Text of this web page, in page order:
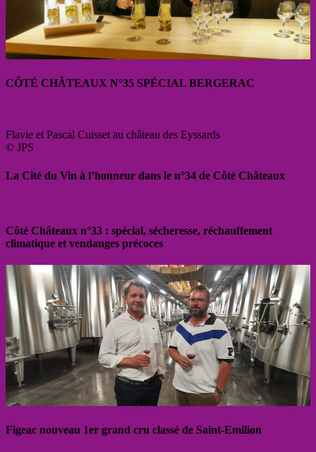
CÔTÉ CHÂTEAUX N°35 SPÉCIAL BERGERAC
Flavie et Pascal Cuisset au château des Eyssards
© JPS
La Cité du Vin à l’honneur dans le n°34 de Côté Châteaux
Côté Châteaux n°33 : spécial, sécheresse, réchauffement
climatique et vendanges précoces
Figeac nouveau 1er grand cru classé de Saint-Emilion